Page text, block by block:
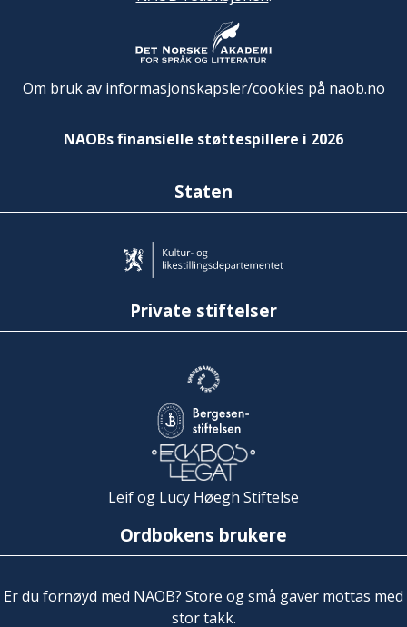
Om bruk av informasjonskapsler/cookies på naob.no
NAOBs finansielle støttespillere i 2026
Staten
Private stiftelser
Leif og Lucy Høegh Stiftelse
Ordbokens brukere
Er du fornøyd med NAOB? Store og små gaver mottas med
stor takk.